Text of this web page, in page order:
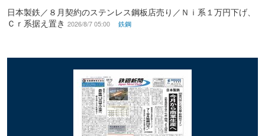
日本製鉄／８月契約のステンレス鋼板店売り／Ｎｉ系１万円下げ、
Ｃｒ系据え置き 2026/8/7 05:00 鉄鋼